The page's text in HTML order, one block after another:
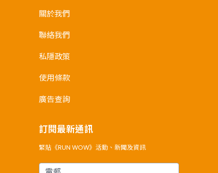
關於我們
聯絡我們
私隱政策
使用條款
廣告查詢
訂閱最新通訊
緊貼《RUN WOW》活動、新聞及資訊
電郵